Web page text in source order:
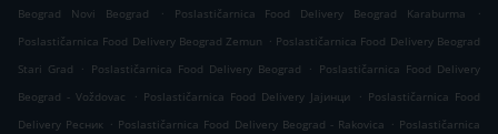
Beograd Novi Beograd
. Poslastičarnica Food Delivery Beograd Karaburma
.
Poslastičarnica Food Delivery Beograd Zemun . Poslastičarnica Food Delivery Beograd
Stari Grad
. Poslastičarnica Food Delivery Beograd . Poslastičarnica Food Delivery
Beograd - Voždovac
. Poslastičarnica Food Delivery Јајинци . Poslastičarnica Food
Delivery Ресник . Poslastičarnica Food Delivery Beograd - Rakovica . Poslastičarnica